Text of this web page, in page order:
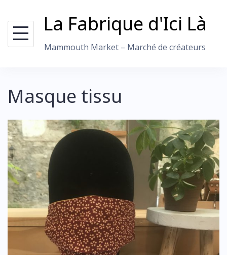
to
content
La Fabrique d'Ici Là
Mammouth Market – Marché de créateurs
Masque tissu